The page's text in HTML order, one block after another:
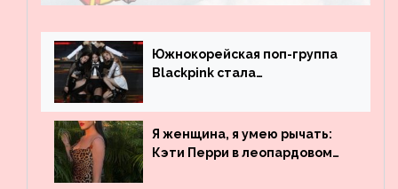
Южнокорейская поп-группа
Blackpink стала
просмотрам на YouTube. Они
обогнали даже Джастина
Бибера
Я женщина, я умею рычать:
Кэти Перри в леопардовом